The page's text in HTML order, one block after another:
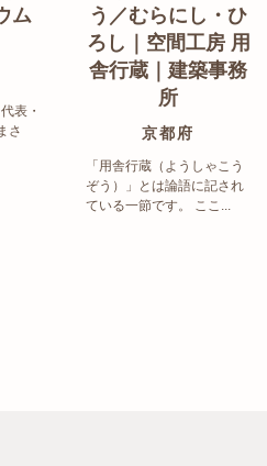
ム
表・
さ
う／むらにし・ひ
ろし｜空間工房 用
舎行蔵｜建築事務
所
京都府
「用舎行蔵（ようしゃこう
ぞう）」とは論語に記され
ている一節です。 ここ...